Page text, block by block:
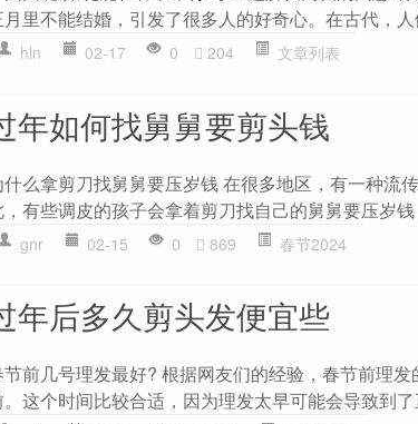
月里不能结婚，引发了很多人的好奇心。在古代，
hln 02-17 0 204 文章列表
年如何找舅舅要剪头钱
什么拿剪刀找舅舅要压岁钱 在很多地区，有一种流
，有些调皮的孩子会拿着剪刀找自己的舅舅要压岁
gnr 02-15 0 869 春节2024
年后多久剪头发便宜些
前几号理发最好? 根据网友们的经验，春节前理
这个时间比较合适，因为理发太早可能会导致到